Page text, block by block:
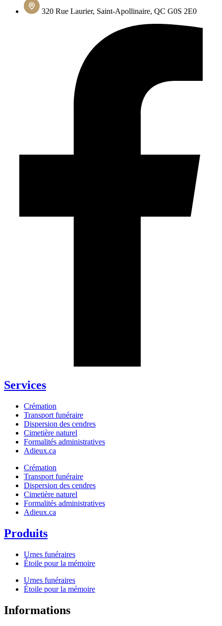
320 Rue Laurier, Saint-Apollinaire, QC G0S 2E0
Services
Crémation
Transport funéraire
Dispersion des cendres
Cimetière naturel
Formalités administratives
Adieux.ca
Crémation
Transport funéraire
Dispersion des cendres
Cimetière naturel
Formalités administratives
Adieux.ca
Produits
Urnes funéraires
Étoile pour la mémoire
Urnes funéraires
Étoile pour la mémoire
Informations